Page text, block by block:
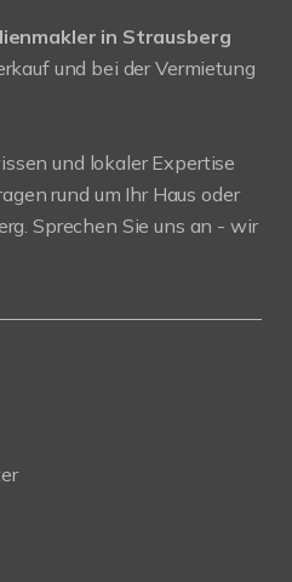
in Strausberg
und bei der Vermietung
und lokaler Expertise
rund um Ihr Haus oder
Sprechen Sie uns an - wir